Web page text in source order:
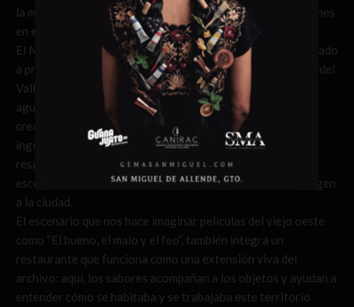
la misma forma en que se ha consumido durante generaciones
en el valle.
El Museo del Valle de Mexicali es un espacio cultural dedicado
a preservar y narrar la historia agrícola, social y cotidiana del
Valle de Mexicali, una región moldeada por el desierto, el
agua del río Colorado y el trabajo campesino. Este sitio
creado como un escenario vaquero fue construido por el
ingeniero agrónomo Ezequiel Benítez Ramírez para
resguardar maquinaria agrícola, carretas, herramientas y
escenas reconstruidas de la vida campesina que dieron origen
a la ciudad.
El escenario que nos hace imaginar películas del viejo oeste
como “El bueno, el malo y el feo”, también integra un
restaurante que funciona como una extensión viva del
archivo: aquí, los sabores acompañan a los objetos y ayudan a
entender cómo se habitaba y se trabajaba este territorio